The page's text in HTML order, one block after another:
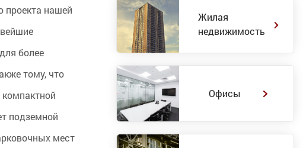
проекта нашей
более
тому, что
подземной
мест
Жилая
недвижимость
Офисы